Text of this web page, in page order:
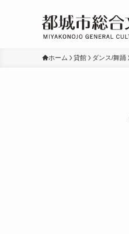
ホーム 貸館 ダンス/舞踊